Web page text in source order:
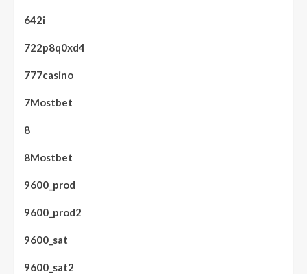
642i
722p8q0xd4
777casino
7Mostbet
8
8Mostbet
9600_prod
9600_prod2
9600_sat
9600_sat2